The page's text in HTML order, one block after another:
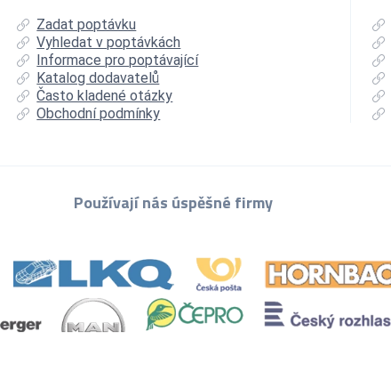
Zadat poptávku
Vyhledat v poptávkách
Informace pro poptávající
Katalog dodavatelů
Často kladené otázky
Obchodní podmínky
Používají nás úspěšné firmy